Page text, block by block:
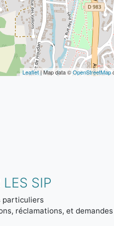
Leaflet | Map data ©OpenStreetMap
LES SIP
particuliers
réclamations, et